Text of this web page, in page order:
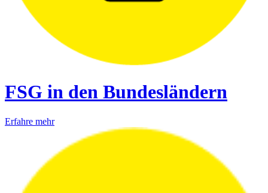
FSG in den Bundesländern
Erfahre mehr